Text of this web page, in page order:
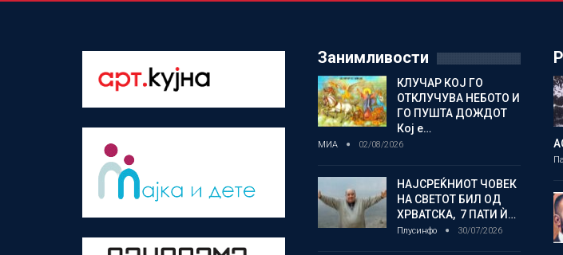
Занимливости
КЛУЧАР КОЈ ГО
ОТКЛУЧУВА НЕБОТО И
ГО ПУШТА ДОЖДОТ
Кој е…
МИА 02/08/2026
НАЈСРЕЌНИОТ ЧОВЕК
НА СВЕТОТ БИЛ ОД
ХРВАТСКА, 7 ПАТИ Ѝ…
Плусинфо 30/07/2026